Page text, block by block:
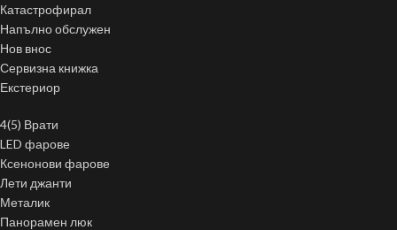
Катастрофирал
Напълно обслужен
Нов внос
Сервизна книжка
Екстериор
4(5) Врати
LED фарове
Ксенонови фарове
Лети джанти
Металик
Панорамен люк